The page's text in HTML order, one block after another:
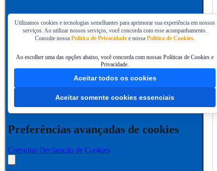
Utilizamos cookies e tecnologias semelhantes para aprimorar sua experiência em nossos
serviços. Ao utilizar nossos serviços, você concorda com esse acompanhamento.
Consulte nossa Política de Privacidade e nossa Política de Cookies.
Ao escolher uma das opções abaixo, você concorda com nossas Políticas de Cookies e
Privacidade.
Aceitar todos os cookies
Aceitar somente cookies essenciais
Preferências avançadas de cookies
Consultar Declaração de Cookies